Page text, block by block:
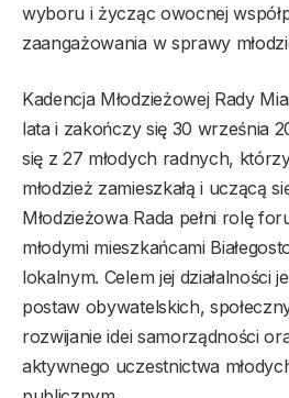
wyboru i życząc owocnej
zaangażowania w sprawy
Kadencja Młodzieżowej Rady
lata i zakończy się 30 września
się z 27 młodych radnych,
młodzież zamieszkałą i uczącą
Młodzieżowa Rada pełni rolę
młodymi mieszkańcami
lokalnym. Celem jej działalności
postaw obywatelskich,
rozwijanie idei samorządności
aktywnego uczestnictwa